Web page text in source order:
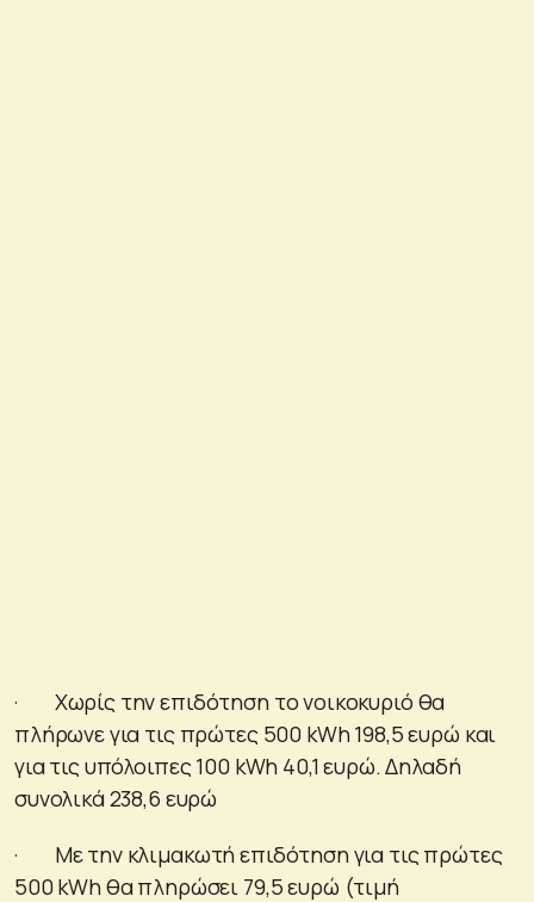
· Χωρίς την επιδότηση το νοικοκυριό θα
πλήρωνε για τις πρώτες 500 kWh 198,5 ευρώ και
για τις υπόλοιπες 100 kWh 40,1 ευρώ. Δηλαδή
συνολικά 238,6 ευρώ
· Με την κλιμακωτή επιδότηση για τις πρώτες
500 kWh θα πληρώσει 79,5 ευρώ (τιμή